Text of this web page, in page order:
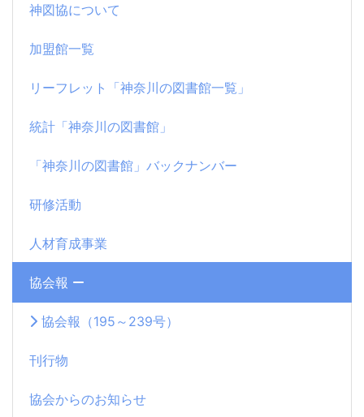
神図協について
加盟館一覧
リーフレット「神奈川の図書館一覧」
統計「神奈川の図書館」
「神奈川の図書館」バックナンバー
研修活動
人材育成事業
協会報
協会報（195～239号）
刊行物
協会からのお知らせ